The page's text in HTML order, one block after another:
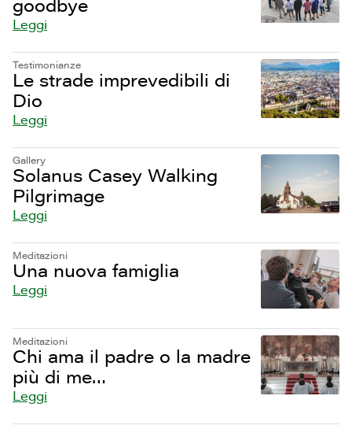
goodbye
Leggi
Testimonianze
Le strade imprevedibili di
Dio
Leggi
Gallery
Solanus Casey Walking
Pilgrimage
Leggi
Meditazioni
Una nuova famiglia
Leggi
Meditazioni
Chi ama il padre o la madre
più di me…
Leggi